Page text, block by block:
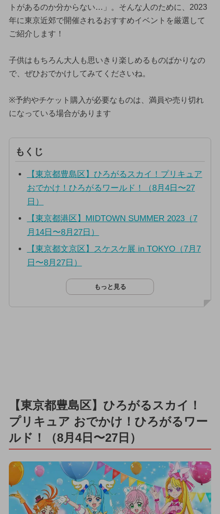
トがあるのか分からない…」。そんな人のために、2023
年に東京近郊で開催されるおすすめイベントを厳選して
ご紹介します！
子供はもちろん大人も思いきり楽しめるものばかりなの
で、ぜひおでかけしてみてくださいね。
※予約やチケット購入が必要なものは、満員や売り切れ
になっている場合があります
もくじ
【東京都豊島区】ひろがるスカイ！プリキュア
おでかけ！ひろがるワールド！（8月4日〜27
日）
【東京都港区】MIDTOWN SUMMER 2023（7
月14日〜8月27日）
【東京都文京区】スケスケ展 in TOKYO（7月7
日〜8月27日）
もっと見る
【東京都豊島区】ひろがるスカイ！
プリキュア おでかけ！ひろがるワー
ルド！（8月4日〜27日）